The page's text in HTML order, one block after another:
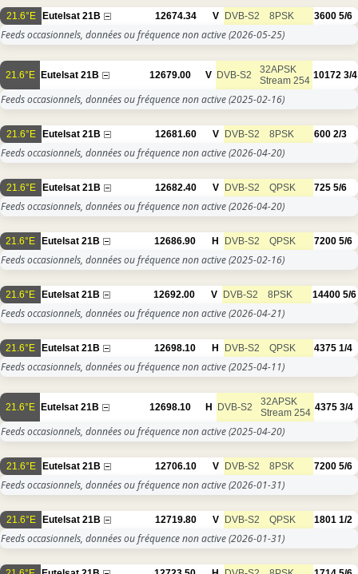
21.6°E Eutelsat 21B 12674.34 V DVB-S2 8PSK 3600 5/6
Feeds occasionnels, données ou fréquence non active(2026-05-25)
21.6°E Eutelsat 21B 12679.00 V DVB-S2
32APSK
Stream 254 10172 3/4
Feeds occasionnels, données ou fréquence non active(2025-02-16)
21.6°E Eutelsat 21B 12681.60 V DVB-S2 8PSK 600 2/3
Feeds occasionnels, données ou fréquence non active(2026-04-20)
21.6°E Eutelsat 21B 12682.40 V DVB-S2 QPSK 725 5/6
Feeds occasionnels, données ou fréquence non active(2026-04-20)
21.6°E Eutelsat 21B 12686.90 H DVB-S2 QPSK 7200 5/6
Feeds occasionnels, données ou fréquence non active(2025-02-16)
21.6°E Eutelsat 21B 12692.00 V DVB-S2 8PSK 14400 5/6
Feeds occasionnels, données ou fréquence non active(2026-04-21)
21.6°E Eutelsat 21B 12698.10 H DVB-S2 QPSK 4375 1/4
Feeds occasionnels, données ou fréquence non active(2025-04-11)
21.6°E Eutelsat 21B 12698.10 H DVB-S2
32APSK
Stream 254 4375 3/4
Feeds occasionnels, données ou fréquence non active(2025-04-20)
21.6°E Eutelsat 21B 12706.10 V DVB-S2 8PSK 7200 5/6
Feeds occasionnels, données ou fréquence non active(2026-01-31)
21.6°E Eutelsat 21B 12719.80 V DVB-S2 QPSK 1801 1/2
Feeds occasionnels, données ou fréquence non active(2026-01-31)